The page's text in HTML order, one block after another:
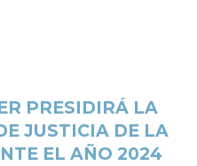
PRESIDIRÁ LA
JUSTICIA DE LA
EL AÑO 2024